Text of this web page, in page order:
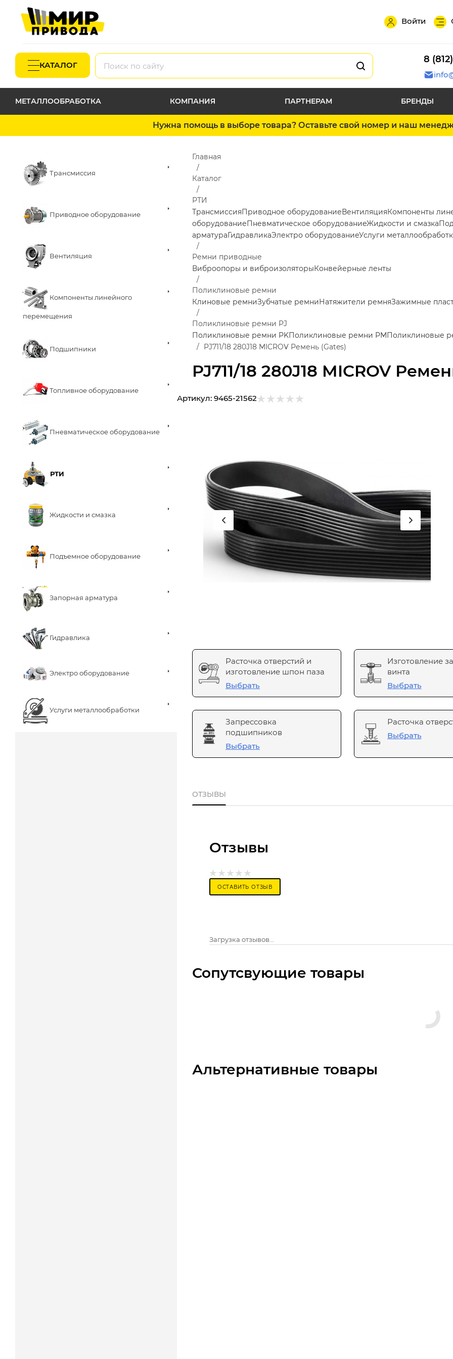
Войти
КАТАЛОГ
8
МЕТАЛЛООБРАБОТКА КОМПАНИЯ ПАРТНЕРАМ БРЕНДЫ
Нужна помощь в выборе товара? Оставьте свой номер и наш
Трансмиссия
Приводное оборудование
Вентиляция
Компоненты линейного
перемещения
Подшипники
Топливное оборудование
Пневматическое оборудование
РТИ
Жидкости и смазка
Подъемное оборудование
Запорная арматура
Гидравлика
Электро оборудование
Услуги металлообработки
PJ711/18 280J18 MICROV
Главная
Каталог
РТИ
ТрансмиссияПриводное оборудованиеВентиляцияКомпоненты
оборудованиеПневматическое оборудованиеЖидкости и смазка
арматураГидравликаЭлектро оборудованиеУслуги
Ремни приводные
Виброопоры и виброизоляторыКонвейерные ленты
Поликлиновые ремни
Клиновые ремниЗубчатые ремниНатяжители ремняЗажимные
Поликлиновые ремни PJ
Поликлиновые ремни PKПоликлиновые ремни PMПоликлиновые
PJ711/18 280J18 MICROV Ремень (Gates)
Артикул: 9465-21562
Расточка отверстий и
изготовление шпон паза
Выбрать
Изготовление
винта
Выбрать
Запрессовка
подшипников
Выбрать
Расточка
Выбрать
ОТЗЫВЫ
Отзывы
ОСТАВИТЬ ОТЗЫВ
Загрузка отзывов...
Сопутсвующие товары
Альтернативные товары